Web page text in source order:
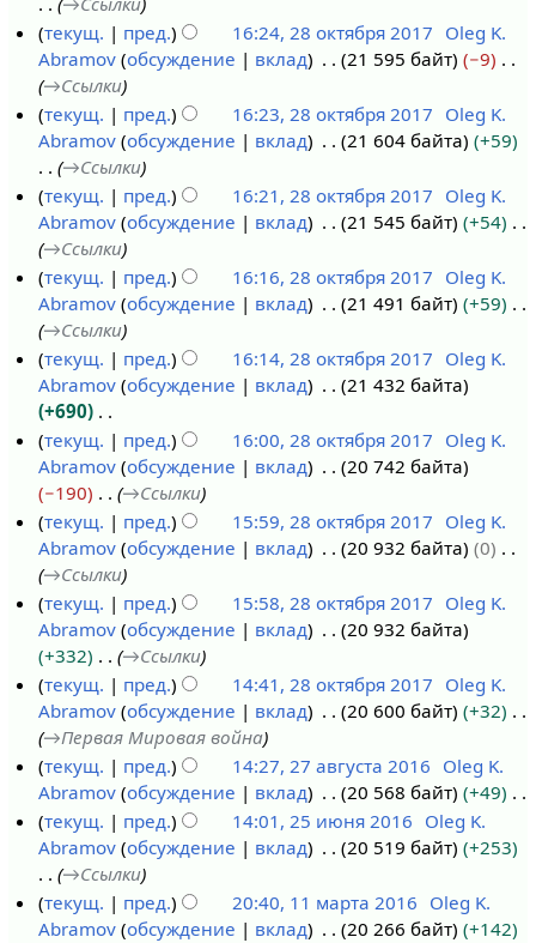
текущ.
пред. 16:24, 28 октября 2017 Oleg K.
Abramov обсуждение вклад 21 595 байт
−9
→Ссылки
текущ.
пред. 16:23, 28 октября 2017 Oleg K.
Abramov обсуждение вклад 21 604 байта
+59
→Ссылки
текущ.
пред. 16:21, 28 октября 2017 Oleg K.
Abramov обсуждение вклад 21 545 байт
+54
→Ссылки
текущ.
пред. 16:16, 28 октября 2017 Oleg K.
Abramov обсуждение вклад 21 491 байт
+59
→Ссылки
текущ.
пред. 16:14, 28 октября 2017 Oleg K.
Abramov обсуждение вклад
21 432 байта
+690
Н
е
т
о
п
и
с
а
н
и
я
п
р
а
в
к
и
текущ. пред. 16:00, 28 октября 2017 Oleg K.
Abramov обсуждение вклад
20 742 байта
−190
→Ссылки
текущ.
пред. 15:59, 28 октября 2017 Oleg K.
Abramov обсуждение вклад 20 932 байта
0
→Ссылки
текущ.
пред. 15:58, 28 октября 2017 Oleg K.
Abramov обсуждение вклад
20 932 байта
+332
→Ссылки
текущ.
пред. 14:41, 28 октября 2017 Oleg K.
Abramov обсуждение вклад 20 600 байт
+32
→Первая Мировая война
7
г
текущ. пред. 14:27, 27 августа 2016 Oleg K.
Abramov обсуждение вклад 20 568 байт
+49
Н
е
о
п
и
текущ. пред. 14:01, 25 июня 2016 Oleg K.
Abramov обсуждение вклад 20 519 байт
+253
→Ссылки
текущ. пред. 20:40, 11 марта 2016 Oleg K.
Abramov обсуждение вклад 20 266 байт +142